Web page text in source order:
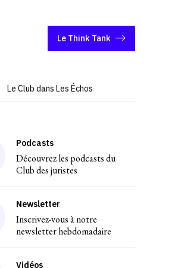
Le Think Tank
Le Club dans Les Échos
Podcasts
Découvrez les podcasts du
Club des juristes
Newsletter
Inscrivez-vous à notre
newsletter hebdomadaire
Vidéos